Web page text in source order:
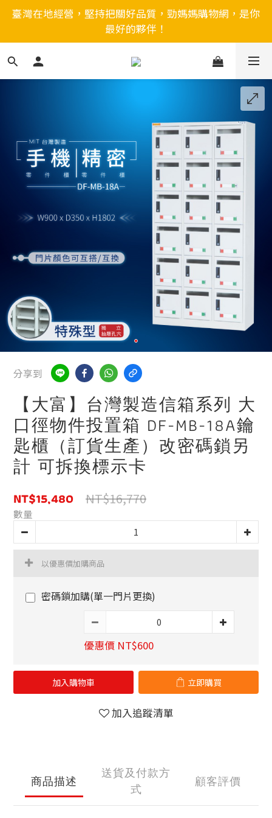
臺灣在地經營，堅持把關好品質，勁媽媽購物網，是你
最好的夥伴！
分享到
【大富】台灣製造信箱系列 大
口徑物件投置箱 DF-MB-18A鑰
匙櫃（訂貨生產）改密碼鎖另
計 可拆換標示卡
NT$15,480 NT$16,770
數量
以優惠價加購商品
密碼鎖加購(單一門片更換)
優惠價 NT$600
加入購物車 立即購買
加入追蹤清單
商品描述
送貨及付款方
式
顧客評價